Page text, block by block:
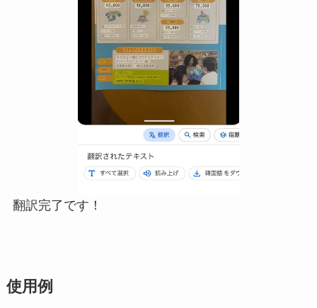
翻訳完了です！
使用例